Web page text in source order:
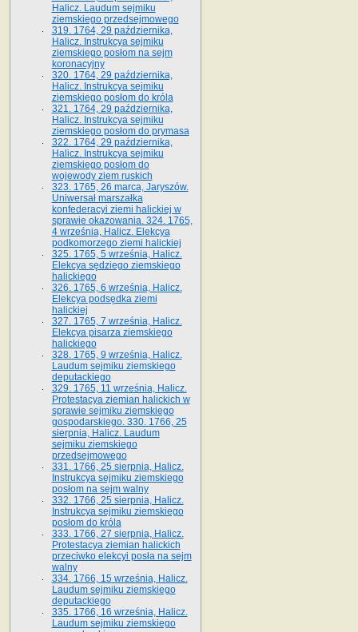
Halicz. Laudum sejmiku
ziemskiego przedsejmowego
319. 1764, 29 października,
Halicz. Instrukcya sejmiku
ziemskiego posłom na sejm
koronacyjny
320. 1764, 29 października,
Halicz. Instrukcya sejmiku
ziemskiego posłom do króla
321. 1764, 29 października,
Halicz. Instrukcya sejmiku
ziemskiego posłom do prymasa
322. 1764, 29 października,
Halicz. Instrukcya sejmiku
ziemskiego posłom do
wojewody ziem ruskich
323. 1765, 26 marca, Jaryszów.
Uniwersał marszałka
konfederacyi ziemi halickiej w
sprawie okazowania. 324. 1765,
4 września, Halicz. Elekcya
podkomorzego ziemi halickiej
325. 1765, 5 września, Halicz.
Elekcya sędziego ziemskiego
halickiego
326. 1765, 6 września, Halicz.
Elekcya podsędka ziemi
halickiej
327. 1765, 7 września, Halicz.
Elekcya pisarza ziemskiego
halickiego
328. 1765, 9 września, Halicz.
Laudum sejmiku ziemskiego
deputackiego
329. 1765, 11 września, Halicz.
Protestacya ziemian halickich w
sprawie sejmiku ziemskiego
gospodarskiego. 330. 1766, 25
sierpnia, Halicz. Laudum
sejmiku ziemskiego
przedsejmowego
331. 1766, 25 sierpnia, Halicz.
Instrukcya sejmiku ziemskiego
posłom na sejm walny
332. 1766, 25 sierpnia, Halicz.
Instrukcya sejmiku ziemskiego
posłom do króla
333. 1766, 27 sierpnia, Halicz.
Protestacya ziemian halickich
przeciwko elekcyi posła na sejm
walny
334. 1766, 15 września, Halicz.
Laudum sejmiku ziemskiego
deputackiego
335. 1766, 16 września, Halicz.
Laudum sejmiku ziemskiego